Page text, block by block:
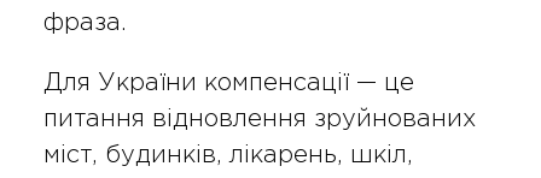
фраза.
Для України компенсації — це
питання відновлення зруйнованих
міст, будинків, лікарень, шкіл,